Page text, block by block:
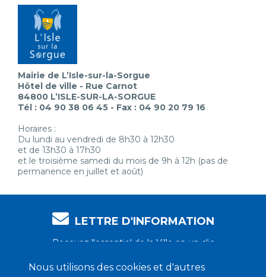
Nous utilisons des cookies et d'autres
Mairie de L’Isle-sur-la-Sorgue
Hôtel de ville - Rue Carnot
84800 L’ISLE-SUR-LA-SORGUE
Tél : 04 90 38 06 45 - Fax : 04 90 20 79 16
Horaires :
Du lundi au vendredi de 8h30 à 12h30
et de 13h30 à 17h30
et le troisième samedi du mois de 9h à 12h (pas de
permanence en juillet et août)
LETTRE D'INFORMATION
Recevez l'essentiel de la Ville en un clic